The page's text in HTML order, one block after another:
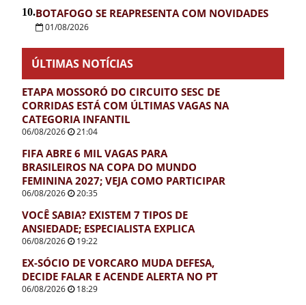
10.BOTAFOGO SE REAPRESENTA COM NOVIDADES
01/08/2026
ÚLTIMAS NOTÍCIAS
ETAPA MOSSORÓ DO CIRCUITO SESC DE
CORRIDAS ESTÁ COM ÚLTIMAS VAGAS NA
CATEGORIA INFANTIL
06/08/2026 21:04
FIFA ABRE 6 MIL VAGAS PARA
BRASILEIROS NA COPA DO MUNDO
FEMININA 2027; VEJA COMO PARTICIPAR
06/08/2026 20:35
VOCÊ SABIA? EXISTEM 7 TIPOS DE
ANSIEDADE; ESPECIALISTA EXPLICA
06/08/2026 19:22
EX-SÓCIO DE VORCARO MUDA DEFESA,
DECIDE FALAR E ACENDE ALERTA NO PT
06/08/2026 18:29